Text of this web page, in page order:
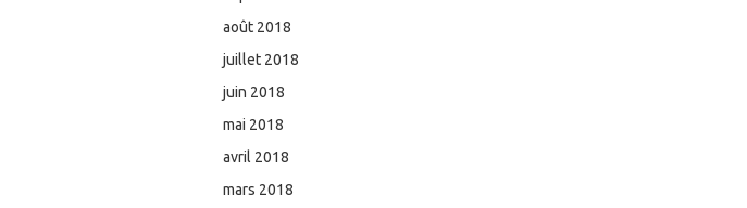
août 2018
juillet 2018
juin 2018
mai 2018
avril 2018
mars 2018